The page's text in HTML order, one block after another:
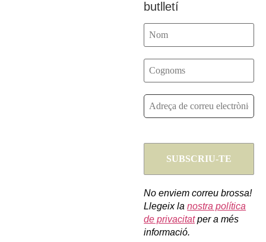
butlletí
No enviem correu brossa!
Llegeix lanostra política
de privacitatper a més
informació.